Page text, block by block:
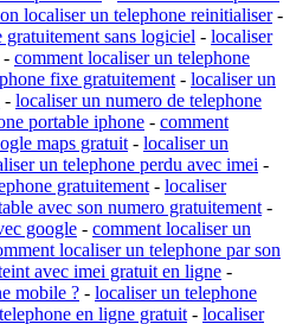
localiser un telephone reinitialiser-
sans logiciel - localiser
- comment localiser un telephone
fixe gratuitement - localiser un
- localiser un numero de telephone
portable iphone - comment
maps gratuit - localiser un
un telephone perdu avec imei -
gratuitement - localiser
avec son numero gratuitement -
google - comment localiser un
localiser un telephone par son
avec imei gratuit en ligne -
mobile ? - localiser un telephone
en ligne gratuit - localiser